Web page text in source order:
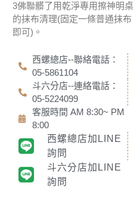
3佛聯髒了用乾淨專用擦神明桌
的抹布清理(固定一條普通抹布
即可)。
西螺總店--聯絡電話：
05-5861104
斗六分店--連絡電話：
05-5224099
客服時間 AM 8:30~ PM
8:00
西螺總店加LINE
詢問
斗六分店加LINE
詢問